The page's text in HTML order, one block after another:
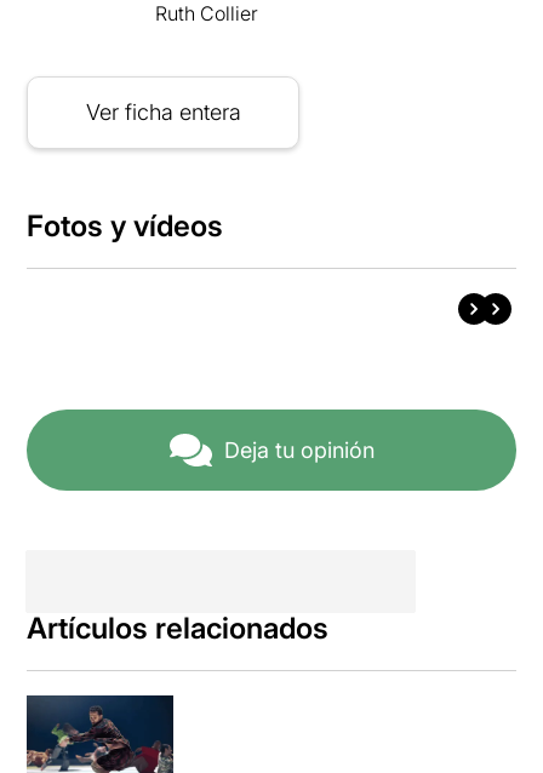
Ruth Collier
Ver ficha entera
Fotos y vídeos
Deja tu opinión
Artículos relacionados